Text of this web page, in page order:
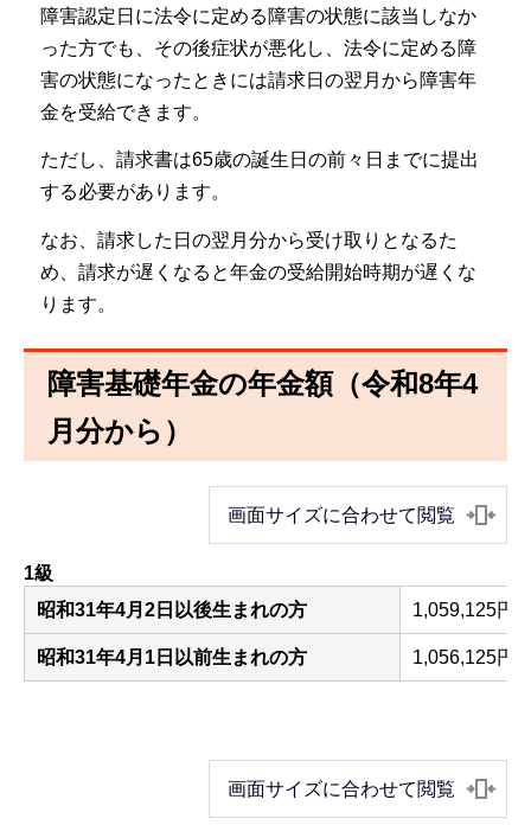
障害認定日に法令に定める障害の状態に該当しなか
った方でも、その後症状が悪化し、法令に定める障
害の状態になったときには請求日の翌月から障害年
金を受給できます。
ただし、請求書は65歳の誕生日の前々日までに提出
する必要があります。
なお、請求した日の翌月分から受け取りとなるた
め、請求が遅くなると年金の受給開始時期が遅くな
ります。
障害基礎年金の年金額（令和8年4
月分から）
画面サイズに合わせて閲覧
1級
昭和31年4月2日以後生まれの方
1,059,125円
昭和31年4月1日以前生まれの方 1,056,125円
画面サイズに合わせて閲覧